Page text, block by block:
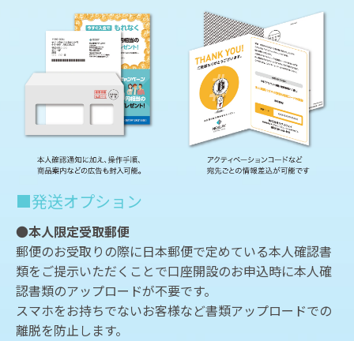
■発送オプション
●本人限定受取郵便
郵便のお受取りの際に日本郵便で定めている本人確認書
類をご提示いただくことで口座開設のお申込時に本人確
認書類のアップロードが不要です。
スマホをお持ちでないお客様など書類アップロードでの
離脱を防止します。